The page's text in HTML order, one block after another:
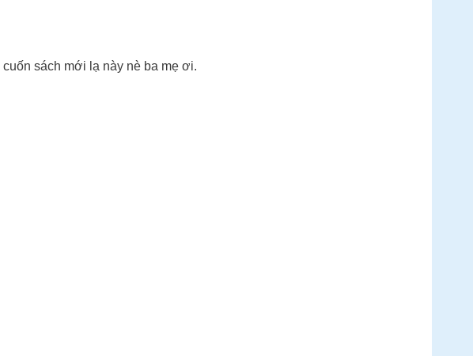
sách mới lạ này nè ba mẹ ơi.